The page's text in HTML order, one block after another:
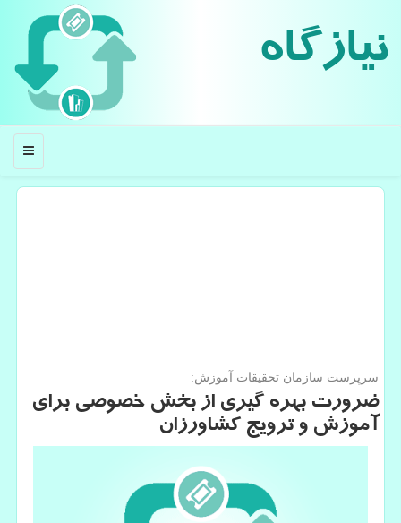
نیازگاه
منو
سرپرست سازمان تحقیقات آموزش:
ضرورت بهره گیری از بخش خصوصی برای
آموزش و ترویج كشاورزان